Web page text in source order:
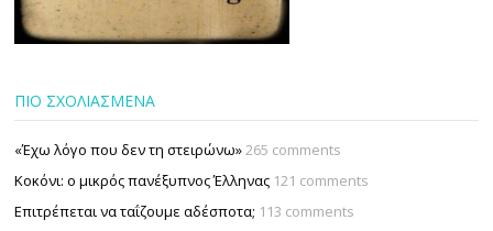
ΠΙΟ ΣΧΟΛΙΑΣΜΕΝΑ
«Έχω λόγο που δεν τη στειρώνω»265 comments
Κοκόνι: ο μικρός πανέξυπνος Έλληνας 121 comments
Επιτρέπεται να ταΐζουµε αδέσποτα; 113 comments